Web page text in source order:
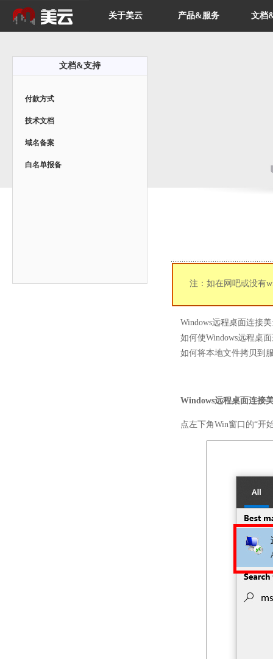
关于美云 产品&服务 文档
文档&支持
付款方式
技术文档
域名备案
白名单报备
注：如在网吧或没有
Windows远程桌面连接
如何使Windows远程桌
如何将本地文件拷贝到
Windows远程桌面连接
点左下角Win窗口的“开